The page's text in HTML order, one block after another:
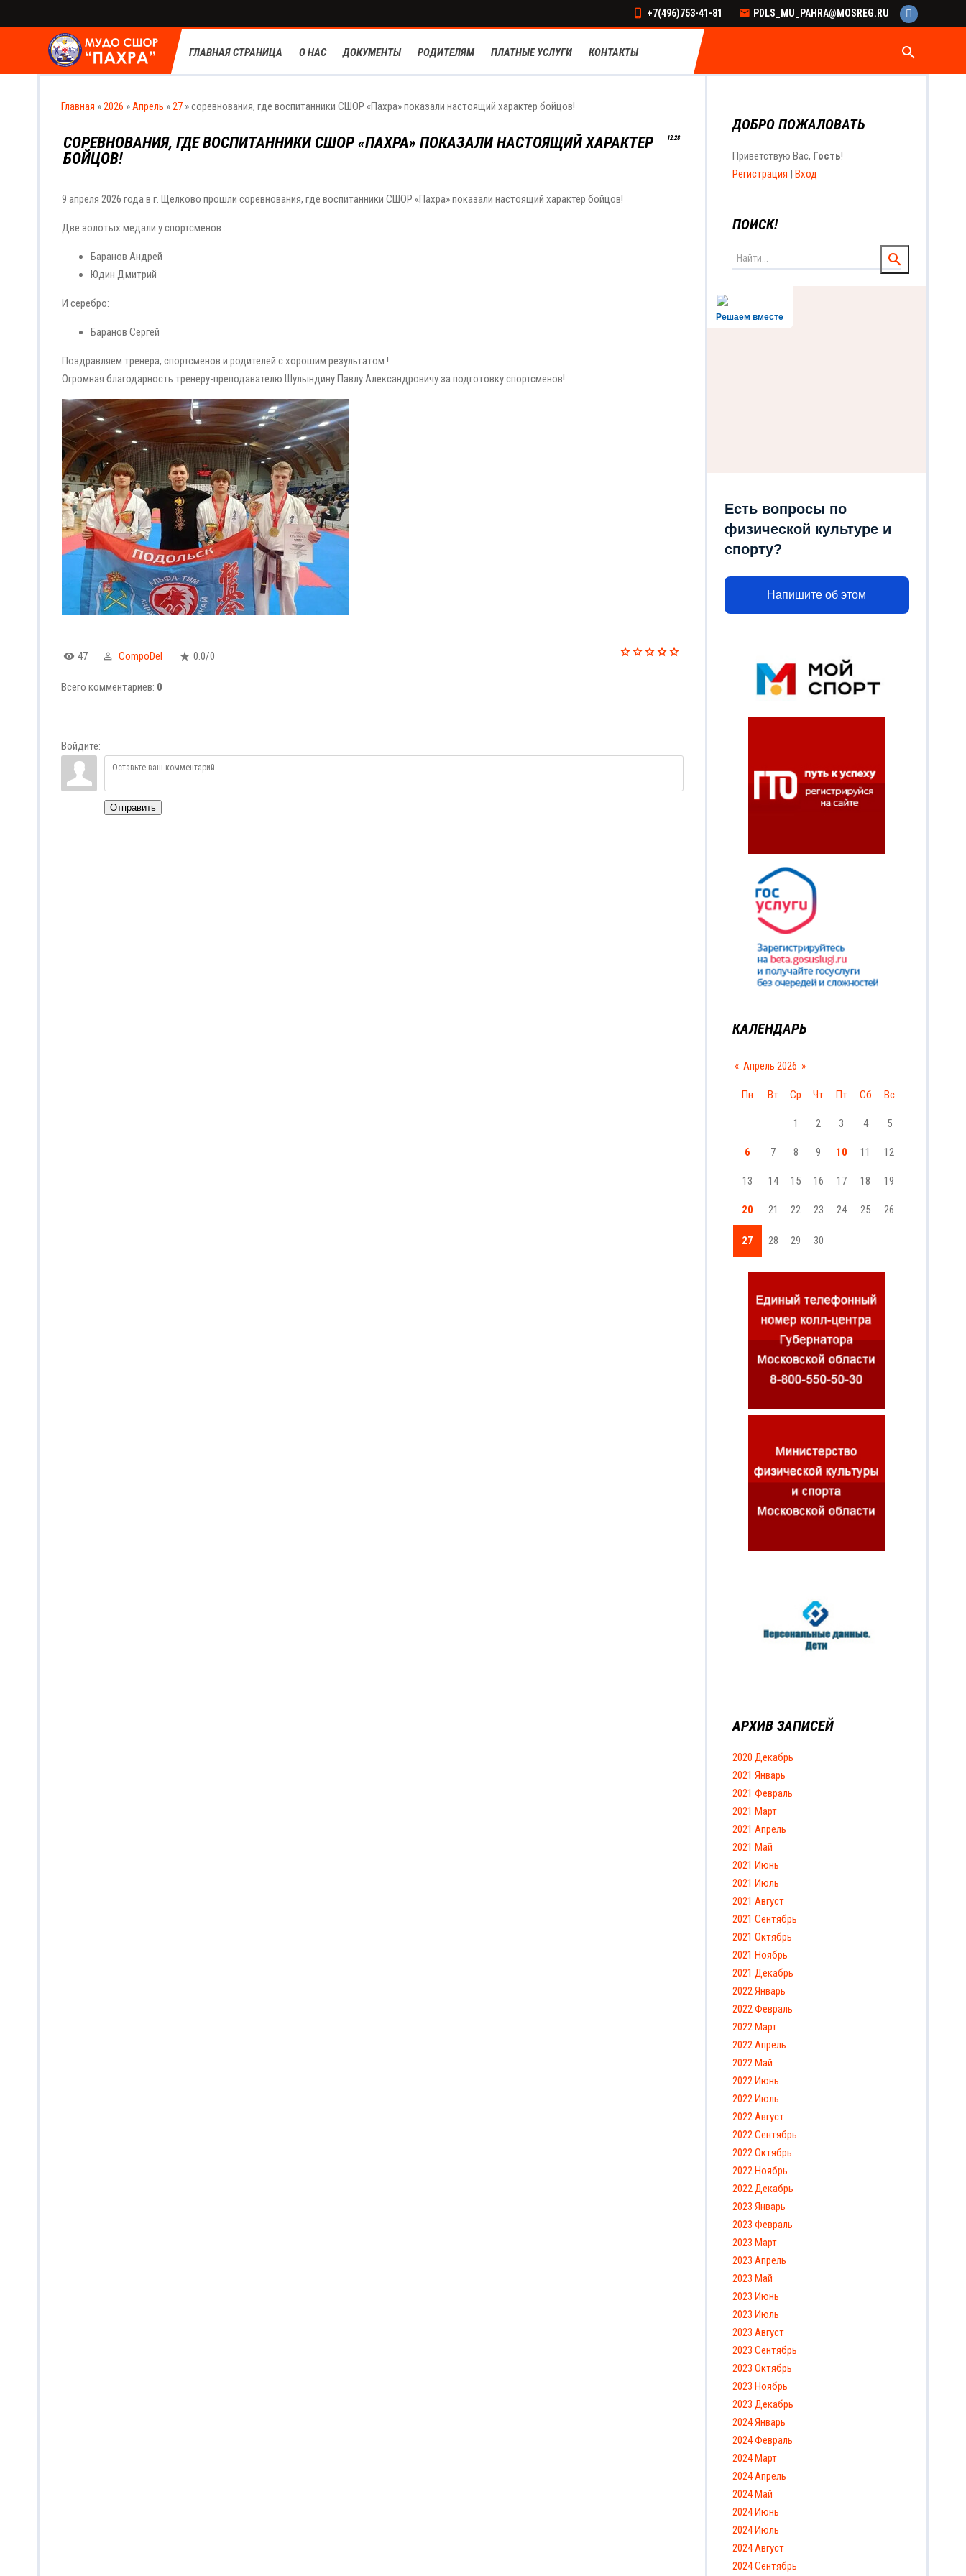
+7(496)753-41-81 PDLS_MU_PAHRA@MOSREG.RU
ГЛАВНАЯ СТРАНИЦА О НАС ДОКУМЕНТЫ РОДИТЕЛЯМ ПЛАТНЫЕ УСЛУГИ КОНТАКТЫ search
Главная »2026 »Апрель »27 » соревнования, где воспитанники СШОР «Пахра» показали настоящий характер бойцов!
12:28
СОРЕВНОВАНИЯ, ГДЕ ВОСПИТАННИКИ СШОР «ПАХРА» ПОКАЗАЛИ НАСТОЯЩИЙ ХАРАКТЕР
БОЙЦОВ!
9 апреля 2026 года в г. Щелково прошли соревнования, где воспитанники СШОР «Пахра» показали настоящий характер бойцов!
Две золотых медали у спортсменов :
Баранов Андрей
Юдин Дмитрий
И серебро:
Баранов Сергей
Поздравляем тренера, спортсменов и родителей с хорошим результатом !
Огромная благодарность тренеру-преподавателю Шулындину Павлу Александровичу за подготовку спортсменов!
47 CompoDel 0.0/0
Всего комментариев: 0
Войдите:
Отправить
ДОБРО ПОЖАЛОВАТЬ
Приветствую Вас, Гость!
Регистрация | Вход
ПОИСК!
Решаем вместе
Есть вопросы по
физической культуре и
спорту?
Напишите об этом
КАЛЕНДАРЬ
« Апрель 2026 »
Пн Вт Ср Чт Пт Сб Вс
1 2 3 4 5
6 7 8 9 10 11 12
13 14 15 16 17 18 19
20 21 22 23 24 25 26
27 28 29 30
АРХИВ ЗАПИСЕЙ
2020 Декабрь
2021 Январь
2021 Февраль
2021 Март
2021 Апрель
2021 Май
2021 Июнь
2021 Июль
2021 Август
2021 Сентябрь
2021 Октябрь
2021 Ноябрь
2021 Декабрь
2022 Январь
2022 Февраль
2022 Март
2022 Апрель
2022 Май
2022 Июнь
2022 Июль
2022 Август
2022 Сентябрь
2022 Октябрь
2022 Ноябрь
2022 Декабрь
2023 Январь
2023 Февраль
2023 Март
2023 Апрель
2023 Май
2023 Июнь
2023 Июль
2023 Август
2023 Сентябрь
2023 Октябрь
2023 Ноябрь
2023 Декабрь
2024 Январь
2024 Февраль
2024 Март
2024 Апрель
2024 Май
2024 Июнь
2024 Июль
2024 Август
2024 Сентябрь